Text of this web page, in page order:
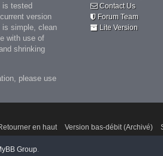
is tested
version
simple, clean
with use of
shrinking
please use
Contact Us
Forum Team
Lite Version
en haut Version bas-débit (Archivé)
Group.